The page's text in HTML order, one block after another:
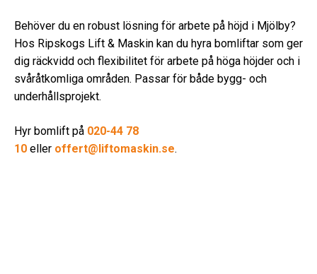
Behöver du en robust lösning för arbete på höjd i Mjölby?
Hos Ripskogs Lift & Maskin kan du hyra bomliftar som ger
dig räckvidd och flexibilitet för arbete på höga höjder och i
svåråtkomliga områden. Passar för både bygg- och
underhållsprojekt.
Hyr bomlift på 020-44 78
10 eller offert@liftomaskin.se.